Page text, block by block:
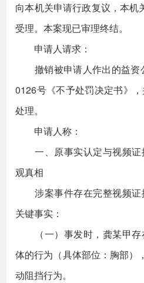
向本机关申请行政复议，本
受理。本案现已审理终结。
申请人请求：
撤销被申请人作出的益资
0126号《不予处罚决定书》
处理。
申请人称：
一、原事实认定与视频证
观真相
涉案事件存在完整视频证
关键事实：
（一）事发时，龚某甲存
体的行为（具体部位：胸部）
动阻挡行为。